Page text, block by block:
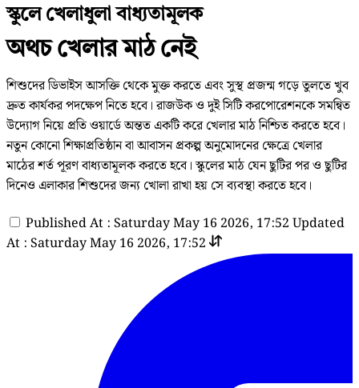
স্কুলে খেলাধুলা বাধ্যতামূলক
অথচ খেলার মাঠ নেই
শিশুদের ডিভাইস আসক্তি থেকে মুক্ত করতে এবং সুস্থ প্রজন্ম গড়ে তুলতে খুব
দ্রুত কার্যকর পদক্ষেপ নিতে হবে। রাজউক ও দুই সিটি করপোরেশনকে সমন্বিত
উদ্যোগ নিয়ে প্রতি ওয়ার্ডে অন্তত একটি করে খেলার মাঠ নিশ্চিত করতে হবে।
নতুন কোনো শিক্ষাপ্রতিষ্ঠান বা আবাসন প্রকল্প অনুমোদনের ক্ষেত্রে খেলার
মাঠের শর্ত পূরণ বাধ্যতামূলক করতে হবে। স্কুলের মাঠ যেন ছুটির পর ও ছুটির
দিনেও এলাকার শিশুদের জন্য খোলা রাখা হয় সে ব্যবস্থা করতে হবে।
Published At : Saturday May 16 2026, 17:52 Updated
At : Saturday May 16 2026, 17:52